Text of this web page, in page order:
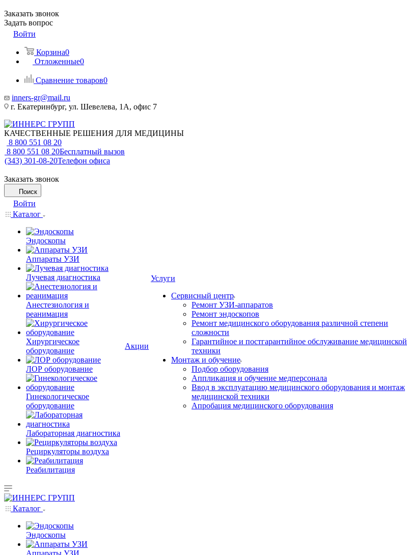
Заказать звонок
Задать вопрос
Войти
Корзина0
Отложенные0
Сравнение товаров0
inners-gr@mail.ru
г. Екатеринбург, ул. Шевелева, 1А, офис 7
КАЧЕСТВЕННЫЕ РЕШЕНИЯ ДЛЯ МЕДИЦИНЫ
8 800 551 08 20
8 800 551 08 20Бесплатный вызов
(343) 301-08-20Телефон офиса
Заказать звонок
Поиск
Войти
Каталог
Эндоскопы
Аппараты УЗИ
Лучевая диагностика
Анестезиология и
реанимация
Хирургическое
оборудование
ЛОР оборудование
Гинекологическое
оборудование
Лабораторная диагностика
Рециркуляторы воздуха
Реабилитация
Акции
Услуги
Сервисный центр
Ремонт УЗИ-аппаратов
Ремонт эндоскопов
Ремонт медицинского оборудования различной степени
сложности
Гарантийное и постгарантийное обслуживание медицинской
техники
Монтаж и обучение
Подбор оборудования
Аппликация и обучение медперсонала
Ввод в эксплуатацию медицинского оборудования и монтаж
медицинской техники
Апробация медицинского оборудования
Каталог
Эндоскопы
Аппараты УЗИ